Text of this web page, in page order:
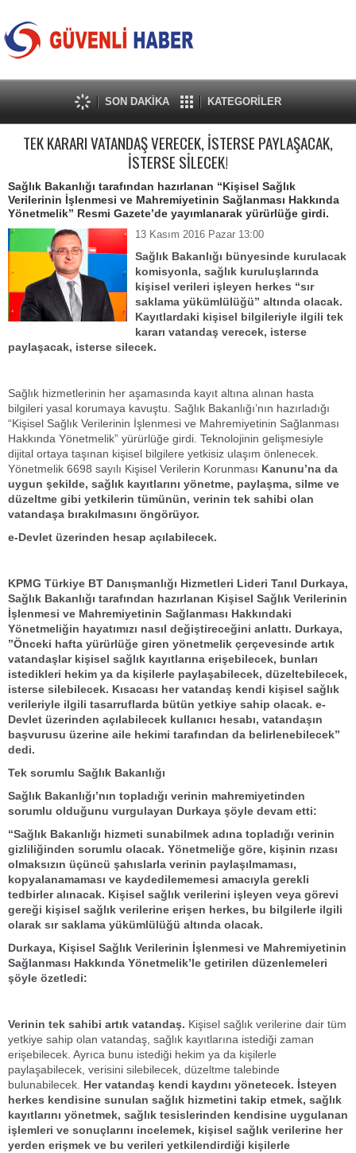
SON DAKİKA KATEGORİLER
TEK KARARI VATANDAŞ VERECEK, İSTERSE PAYLAŞACAK,
İSTERSE SİLECEK!
Sağlık Bakanlığı tarafından hazırlanan “Kişisel Sağlık
Verilerinin İşlenmesi ve Mahremiyetinin Sağlanması Hakkında
Yönetmelik” Resmi Gazete’de yayımlanarak yürürlüğe girdi.
13 Kasım 2016 Pazar 13:00
Sağlık Bakanlığı bünyesinde kurulacak
komisyonla, sağlık kuruluşlarında
kişisel verileri işleyen herkes “sır
saklama yükümlülüğü” altında olacak.
Kayıtlardaki kişisel bilgileriyle ilgili tek
kararı vatandaş verecek, isterse
paylaşacak, isterse silecek.
Sağlık hizmetlerinin her aşamasında kayıt altına alınan hasta
bilgileri yasal korumaya kavuştu. Sağlık Bakanlığı’nın hazırladığı
“Kişisel Sağlık Verilerinin İşlenmesi ve Mahremiyetinin Sağlanması
Hakkında Yönetmelik” yürürlüğe girdi. Teknolojinin gelişmesiyle
dijital ortaya taşınan kişisel bilgilere yetkisiz ulaşım önlenecek.
Yönetmelik 6698 sayılı Kişisel Verilerin Korunması Kanunu’na da
uygun şekilde, sağlık kayıtlarını yönetme, paylaşma, silme ve
düzeltme gibi yetkilerin tümünün, verinin tek sahibi olan
vatandaşa bırakılmasını öngörüyor.
e-Devlet üzerinden hesap açılabilecek.
KPMG Türkiye BT Danışmanlığı Hizmetleri Lideri Tanıl Durkaya,
Sağlık Bakanlığı tarafından hazırlanan Kişisel Sağlık Verilerinin
İşlenmesi ve Mahremiyetinin Sağlanması Hakkındaki
Yönetmeliğin hayatımızı nasıl değiştireceğini anlattı. Durkaya,
”Önceki hafta yürürlüğe giren yönetmelik çerçevesinde artık
vatandaşlar kişisel sağlık kayıtlarına erişebilecek, bunları
istedikleri hekim ya da kişilerle paylaşabilecek, düzeltebilecek,
isterse silebilecek. Kısacası her vatandaş kendi kişisel sağlık
verileriyle ilgili tasarruflarda bütün yetkiye sahip olacak. e-
Devlet üzerinden açılabilecek kullanıcı hesabı, vatandaşın
başvurusu üzerine aile hekimi tarafından da belirlenebilecek”
dedi.
Tek sorumlu Sağlık Bakanlığı
Sağlık Bakanlığı’nın topladığı verinin mahremiyetinden
sorumlu olduğunu vurgulayan Durkaya şöyle devam etti:
“Sağlık Bakanlığı hizmeti sunabilmek adına topladığı verinin
gizliliğinden sorumlu olacak. Yönetmeliğe göre, kişinin rızası
olmaksızın üçüncü şahıslarla verinin paylaşılmaması,
kopyalanamaması ve kaydedilememesi amacıyla gerekli
tedbirler alınacak. Kişisel sağlık verilerini işleyen veya görevi
gereği kişisel sağlık verilerine erişen herkes, bu bilgilerle ilgili
olarak sır saklama yükümlülüğü altında olacak.
Durkaya, Kişisel Sağlık Verilerinin İşlenmesi ve Mahremiyetinin
Sağlanması Hakkında Yönetmelik’le getirilen düzenlemeleri
şöyle özetledi:
Verinin tek sahibi artık vatandaş. Kişisel sağlık verilerine dair tüm
yetkiye sahip olan vatandaş, sağlık kayıtlarına istediği zaman
erişebilecek. Ayrıca bunu istediği hekim ya da kişilerle
paylaşabilecek, verisini silebilecek, düzeltme talebinde
bulunabilecek. Her vatandaş kendi kaydını yönetecek. İsteyen
herkes kendisine sunulan sağlık hizmetini takip etmek, sağlık
kayıtlarını yönetmek, sağlık tesislerinden kendisine uygulanan
işlemleri ve sonuçlarını incelemek, kişisel sağlık verilerine her
yerden erişmek ve bu verileri yetkilendirdiği kişilerle